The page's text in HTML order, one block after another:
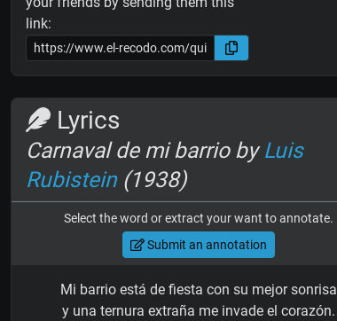
link:
Lyrics
Carnaval de mi barrio byLuis
Rubistein(1938)
Select the word or extract your want to annotate.
Submit an annotation
Mi barrio está de fiesta con su mejor sonrisa
y una ternura extraña me invade el corazón.